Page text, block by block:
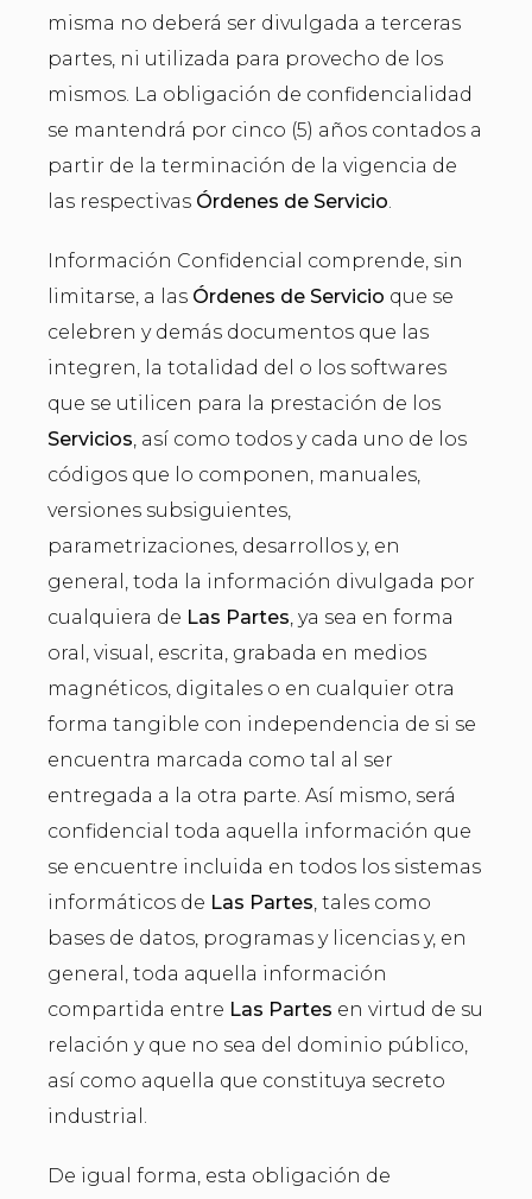
misma no deberá ser divulgada a terceras
partes, ni utilizada para provecho de los
mismos. La obligación de confidencialidad
se mantendrá por cinco (5) años contados a
partir de la terminación de la vigencia de
las respectivas Órdenes de Servicio.
Información Confidencial comprende, sin
limitarse, a las Órdenes de Servicio que se
celebren y demás documentos que las
integren, la totalidad del o los softwares
que se utilicen para la prestación de los
Servicios, así como todos y cada uno de los
códigos que lo componen, manuales,
versiones subsiguientes,
parametrizaciones, desarrollos y, en
general, toda la información divulgada por
cualquiera de Las Partes, ya sea en forma
oral, visual, escrita, grabada en medios
magnéticos, digitales o en cualquier otra
forma tangible con independencia de si se
encuentra marcada como tal al ser
entregada a la otra parte. Así mismo, será
confidencial toda aquella información que
se encuentre incluida en todos los sistemas
informáticos de Las Partes, tales como
bases de datos, programas y licencias y, en
general, toda aquella información
compartida entre Las Partes en virtud de su
relación y que no sea del dominio público,
así como aquella que constituya secreto
industrial.
De igual forma, esta obligación de